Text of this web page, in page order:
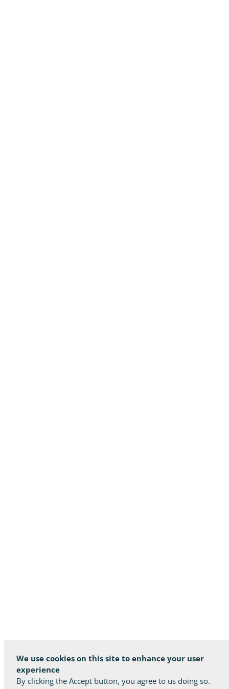
We use cookies on this site to enhance your user
experience
By clicking the Accept button, you agree to us doing so.